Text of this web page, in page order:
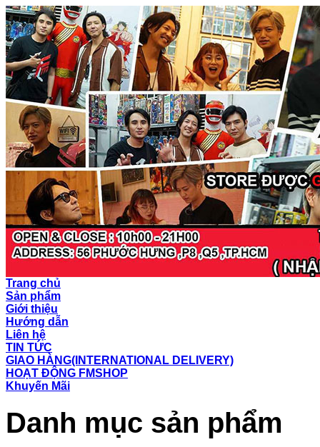
Trang chủ
Sản phẩm
Giới thiệu
Hướng dẫn
Liên hệ
TIN TỨC
GIAO HÀNG(INTERNATIONAL DELIVERY)
HOẠT ĐỘNG FMSHOP
Khuyến Mãi
Danh mục sản phẩm